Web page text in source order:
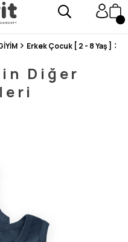
4.8 PUAN ALDI ⭐⭐⭐⭐⭐
❤️ 10 MİLYON ÜRÜN
Erkek Çocuk [ 2 - 8 Yaş ]
Diğer